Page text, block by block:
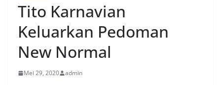
Tito Karnavian
Keluarkan Pedoman
New Normal
Mei 29, 2020 admin